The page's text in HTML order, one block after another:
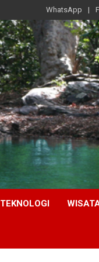
WhatsApp
TEKNOLOGI